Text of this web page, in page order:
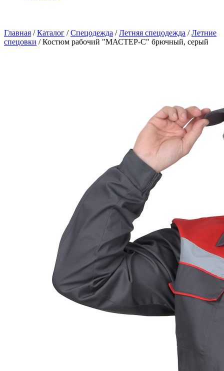
Главная / Каталог / Спецодежда / Летняя спецодежда / Летние
спецовки / Костюм рабочий "МАСТЕР-С" брючный, серый